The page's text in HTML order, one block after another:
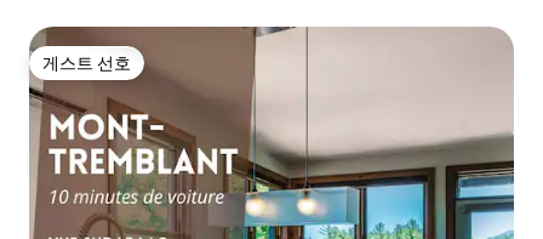
게스트 선호
게스트 선호